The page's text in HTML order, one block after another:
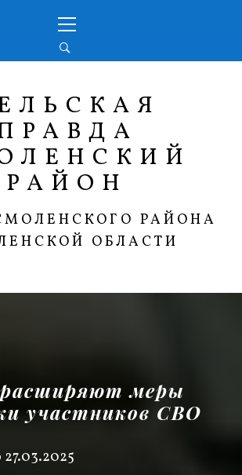
меню
РАЙОН
РАЙОНА
ОБЛАСТИ
расширяют меры
участников СВО
27.03.2025